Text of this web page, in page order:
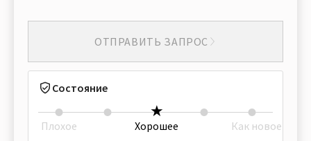
ОТПРАВИТЬ ЗАПРОС
Состояние
Плохое Хорошее Как новое